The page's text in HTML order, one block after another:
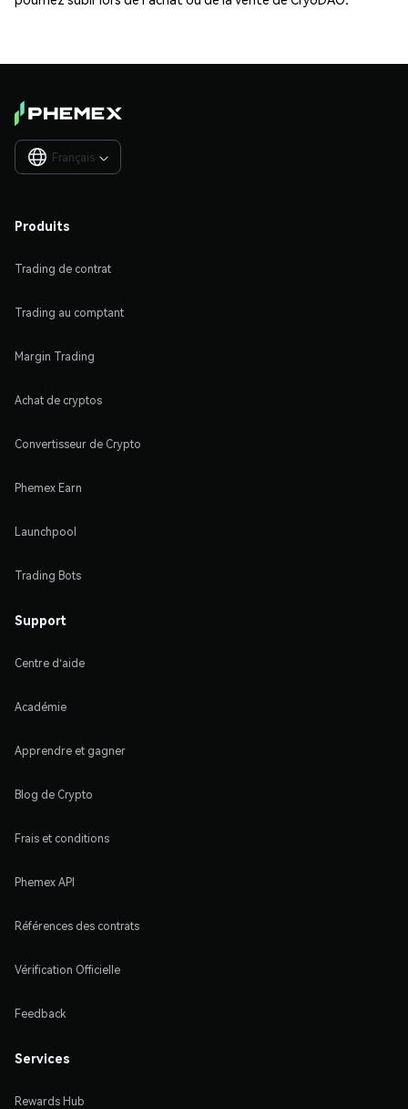
Français 
Produits
Trading de contrat
Trading au comptant
Margin Trading
Achat de cryptos
Convertisseur de Crypto
Phemex Earn
Launchpool
Trading Bots
Support
Centre d'aide
Académie
Apprendre et gagner
Blog de Crypto
Frais et conditions
Phemex API
Références des contrats
Vérification Officielle
Feedback
Services
Rewards Hub